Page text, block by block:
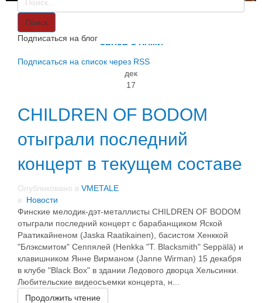
СВЯЗЬ С НАМИ
Поиск
Подписаться на блог
Подписаться на список через RSS
дек
17
CHILDREN OF BODOM
отыграли последний
концерт в текущем составе
Опубликовано в VMETALE
в Новости
Финские мелодик-дэт-металлисты CHILDREN OF BODOM
отыграли последний концерт с барабанщиком Яской
Раатикайненом (Jaska Raatikainen), басистом Хенккой
"Блэксмитом" Сеппялей (Henkka "T. Blacksmith" Seppälä) и
клавишником Янне Вирманом (Janne Wirman) 15 декабря
в клубе "Black Box" в здании Ледового дворца Хельсинки.
Любительские видеосъемки концерта, н...
Продолжить чтение